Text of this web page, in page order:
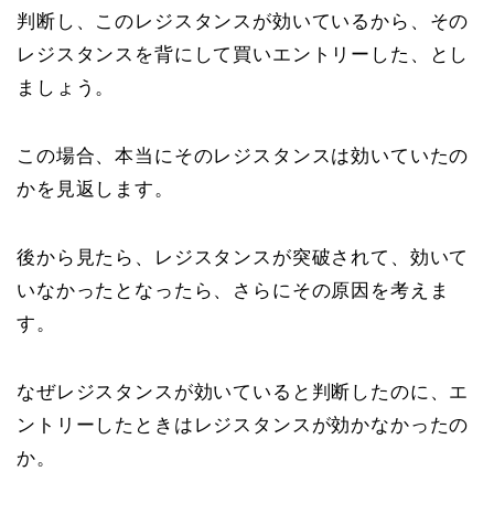
判断し、このレジスタンスが効いているから、その
レジスタンスを背にして買いエントリーした、とし
ましょう。
この場合、本当にそのレジスタンスは効いていたの
かを見返します。
後から見たら、レジスタンスが突破されて、効いて
いなかったとなったら、さらにその原因を考えま
す。
なぜレジスタンスが効いていると判断したのに、エ
ントリーしたときはレジスタンスが効かなかったの
か。